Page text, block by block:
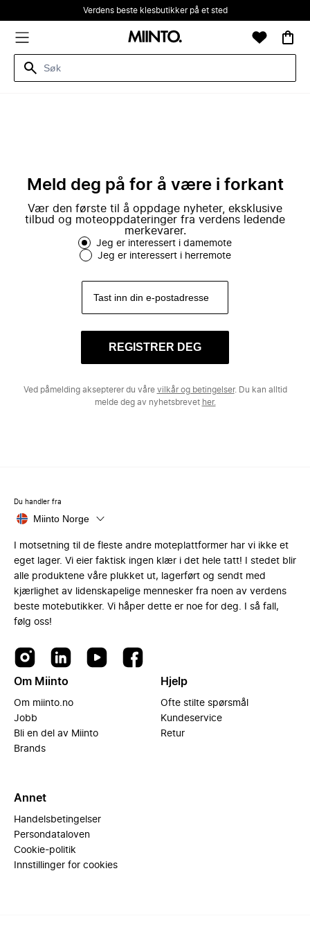
Verdens beste klesbutikker på et sted
Meld deg på for å være i forkant
Vær den første til å oppdage nyheter, eksklusive
tilbud og moteoppdateringer fra verdens ledende
merkevarer.
Jeg er interessert i damemote
Jeg er interessert i herremote
REGISTRER DEG
Ved påmelding aksepterer du våre vilkår og betingelser. Du kan alltid
melde deg av nyhetsbrevet her.
Du handler fra
Miinto Norge
I motsetning til de fleste andre moteplattformer har vi ikke et
eget lager. Vi eier faktisk ingen klær i det hele tatt! I stedet blir
alle produktene våre plukket ut, lagerført og sendt med
kjærlighet av lidenskapelige mennesker fra noen av verdens
beste motebutikker. Vi håper dette er noe for deg. I så fall,
følg oss!
Om Miinto
Om miinto.no
Jobb
Bli en del av Miinto
Brands
Hjelp
Ofte stilte spørsmål
Kundeservice
Retur
Annet
Handelsbetingelser
Persondataloven
Cookie-politik
Innstillinger for cookies